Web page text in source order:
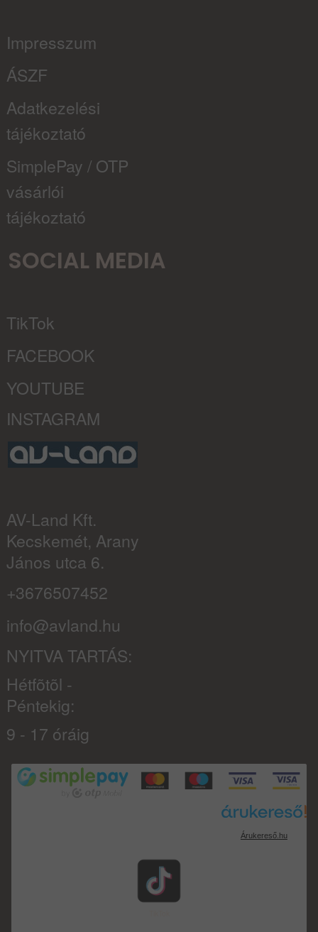
Impresszum
ÁSZF
Adatkezelési
tájékoztató
SimplePay / OTP
vásárlói
tájékoztató
SOCIAL MEDIA
TikTok
FACEBOOK
YOUTUBE
INSTAGRAM
AV-Land Kft.
Kecskemét, Arany
János utca 6.
+3676507452
info@avland.hu
NYITVA TARTÁS:
Hétfõtõl -
Péntekig:
9 - 17 óráig
Árukereső.hu